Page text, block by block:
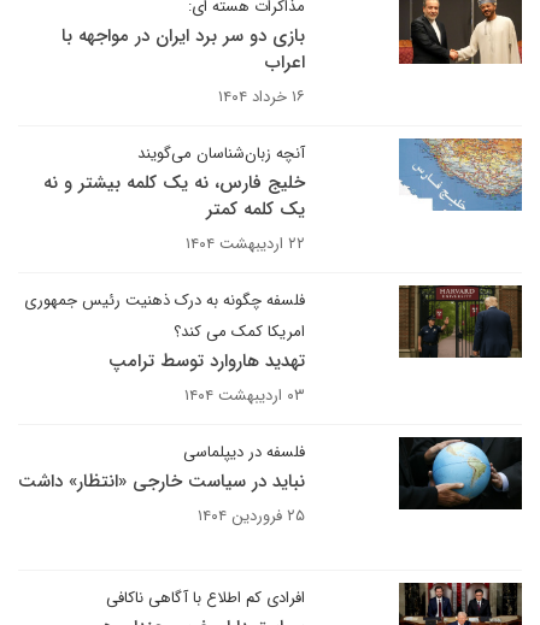
مذاکرات هسته ای:
بازی دو سر برد ایران در مواجهه با
اعراب
۱۶ خرداد ۱۴۰۴
آنچه زبان‌شناسان می‌گویند
خلیج فارس، نه یک کلمه بیشتر و نه
یک کلمه کمتر
۲۲ اردیبهشت ۱۴۰۴
فلسفه چگونه به درک ذهنیت رئیس جمهوری
امریکا کمک می کند؟
تهدید هاروارد توسط ترامپ
۰۳ اردیبهشت ۱۴۰۴
فلسفه در دیپلماسی
نباید در سیاست خارجی «انتظار» داشت
۲۵ فروردین ۱۴۰۴
افرادی کم اطلاع با آگاهی ناکافی